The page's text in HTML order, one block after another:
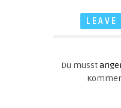
LEAVE
Du musst